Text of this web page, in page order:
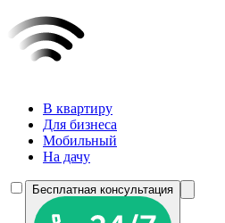
В квартиру
Для бизнеса
Мобильный
На дачу
Бесплатная консультация